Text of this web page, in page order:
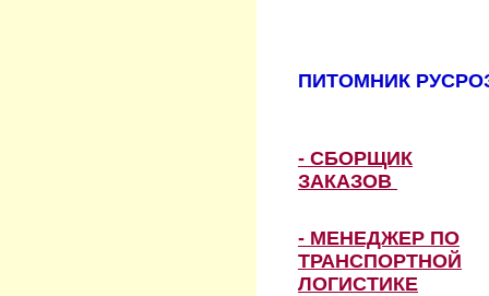
ПИТОМНИК
- СБОРЩИК
ЗАКАЗОВ
- МЕНЕДЖЕР ПО
ТРАНСПОРТНОЙ
ЛОГИСТИКЕ